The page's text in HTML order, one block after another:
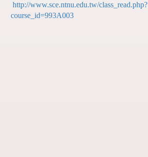
http://www.sce.ntnu.edu.tw/class_read.php?
course_id=993A003